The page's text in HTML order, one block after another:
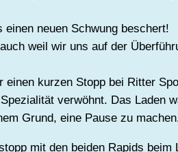
neuen Schwung beschert!
weil wir uns auf der
einen kurzen Stopp bei Ritter
verwöhnt. Das Laden
Grund, eine Pause zu